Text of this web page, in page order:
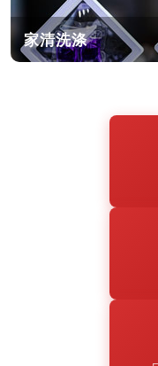
家清洗涤